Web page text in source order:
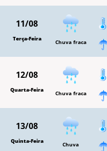
11/08
Terça-Feira Chuva fraca
12/08
Quarta-Feira Chuva fraca
13/08
Quinta-Feira Chuva